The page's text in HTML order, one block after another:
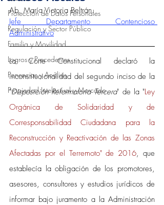
Protección de Datos Personales
Regulación y Sector Público
Familia y Movilidad
Logros y Precedentes
Ponencias y Análisis
Propiedad Intelectual y Mercado
Ab. María Victoria Beltrán.
Jefe Departamento Contencioso
Administrativo
La Corte Constitucional declaró la
inconstitucionalidad del segundo inciso de la
"Disposición Reformatoria Tercera" de la "Ley
Orgánica de Solidaridad y de
Corresponsabilidad Ciudadana para la
Reconstrucción y Reactivación de las Zonas
Afectadas por el Terremoto" de 2016, que
establecía la obligación de los promotores,
asesores, consultores y estudios jurídicos de
informar bajo juramento a la Administración